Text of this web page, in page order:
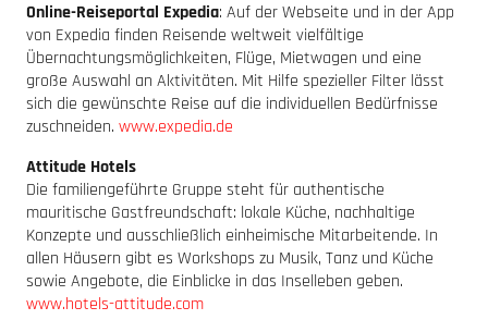
Online-Reiseportal Expedia: Auf der Webseite und in der App
von Expedia finden Reisende weltweit vielfältige
Übernachtungsmöglichkeiten, Flüge, Mietwagen und eine
große Auswahl an Aktivitäten. Mit Hilfe spezieller Filter lässt
sich die gewünschte Reise auf die individuellen Bedürfnisse
zuschneiden. www.expedia.de
Attitude Hotels
Die familiengeführte Gruppe steht für authentische
mauritische Gastfreundschaft: lokale Küche, nachhaltige
Konzepte und ausschließlich einheimische Mitarbeitende. In
allen Häusern gibt es Workshops zu Musik, Tanz und Küche
sowie Angebote, die Einblicke in das Inselleben geben.
www.hotels-attitude.com